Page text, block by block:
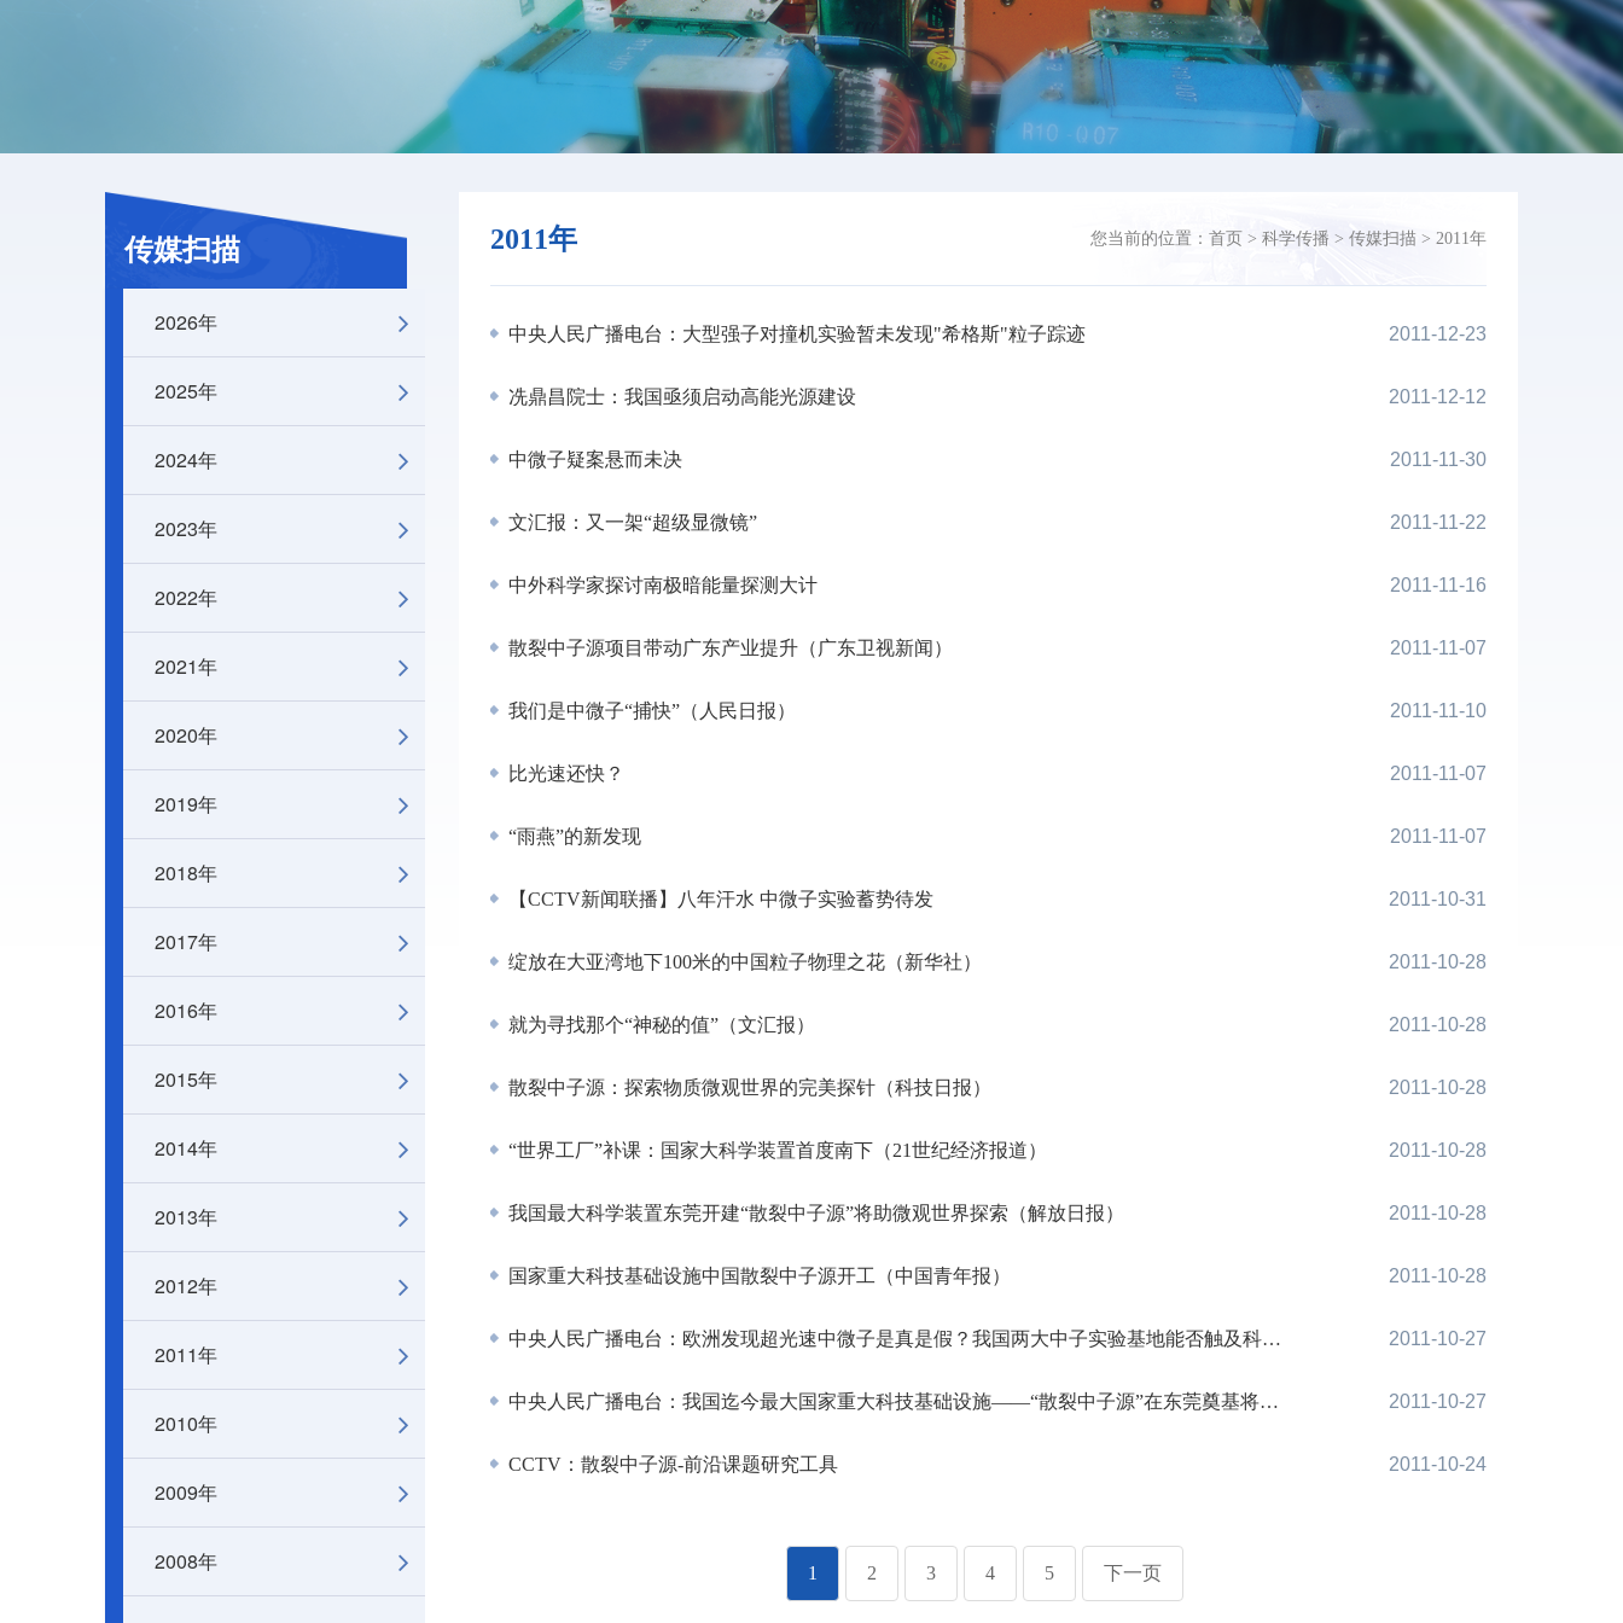
传媒扫描
2026年
2025年
2024年
2023年
2022年
2021年
2020年
2019年
2018年
2017年
2016年
2015年
2014年
2013年
2012年
2011年
2010年
2009年
2008年
2011年 您当前的位置： 首页 > 科学传播 > 传媒扫描 > 2011年
中央人民广播电台：大型强子对撞机实验暂未发现"希格斯"粒子踪迹 2011-12-23
冼鼎昌院士：我国亟须启动高能光源建设 2011-12-12
中微子疑案悬而未决 2011-11-30
文汇报：又一架“超级显微镜” 2011-11-22
中外科学家探讨南极暗能量探测大计 2011-11-16
散裂中子源项目带动广东产业提升（广东卫视新闻） 2011-11-07
我们是中微子“捕快”（人民日报） 2011-11-10
比光速还快？ 2011-11-07
“雨燕”的新发现 2011-11-07
【CCTV新闻联播】八年汗水 中微子实验蓄势待发 2011-10-31
绽放在大亚湾地下100米的中国粒子物理之花（新华社） 2011-10-28
就为寻找那个“神秘的值”（文汇报） 2011-10-28
散裂中子源：探索物质微观世界的完美探针（科技日报） 2011-10-28
“世界工厂”补课：国家大科学装置首度南下（21世纪经济报道） 2011-10-28
我国最大科学装置东莞开建“散裂中子源”将助微观世界探索（解放日报） 2011-10-28
国家重大科技基础设施中国散裂中子源开工（中国青年报） 2011-10-28
中央人民广播电台：欧洲发现超光速中微子是真是假？我国两大中子实验基地能否触及科学前沿？ 2011-10-27
中央人民广播电台：我国迄今最大国家重大科技基础设施——“散裂中子源”在东莞奠基将有助解决人类解决未来能源问题 2011-10-27
CCTV：散裂中子源-前沿课题研究工具 2011-10-24
1 2 3 4 5 下一页